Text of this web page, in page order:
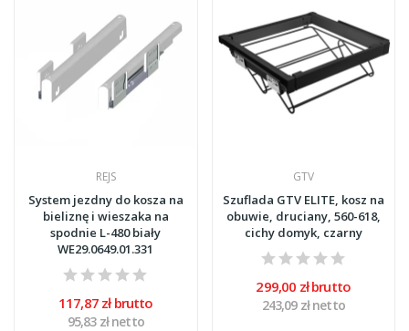
REJS
System jezdny do kosza na
bieliznę i wieszaka na
spodnie L-480 biały
WE29.0649.01.331
117,87 zł brutto
95,83 zł netto
GTV
Szuflada GTV ELITE, kosz na
obuwie, druciany, 560-618,
cichy domyk, czarny
299,00 zł brutto
243,09 zł netto